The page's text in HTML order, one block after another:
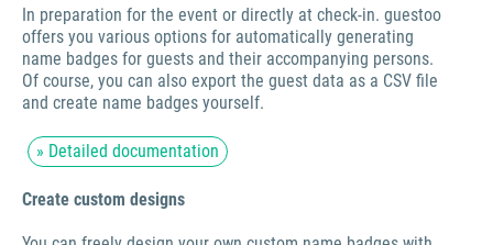
In preparation for the event or directly at check-in. guestoo
offers you various options for automatically generating
name badges for guests and their accompanying persons.
Of course, you can also export the guest data as a CSV file
and create name badges yourself.
» Detailed documentation
Create custom designs